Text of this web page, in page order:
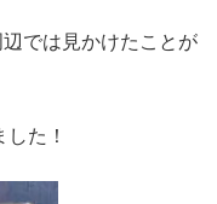
では見かけたことが
た！